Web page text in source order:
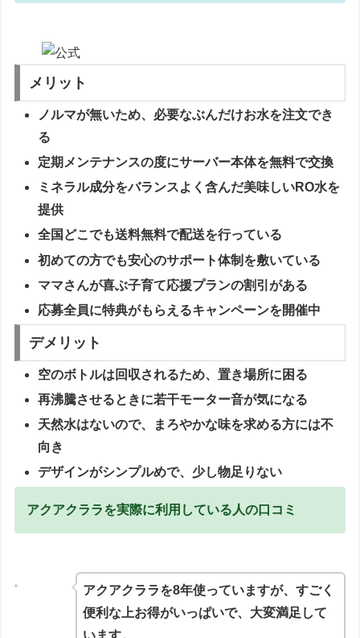
メリット
ノルマが無いため、必要なぶんだけお水を注文でき
る
定期メンテナンスの度にサーバー本体を無料で交換
ミネラル成分をバランスよく含んだ美味しいRO水を
提供
全国どこでも送料無料で配送を行っている
初めての方でも安心のサポート体制を敷いている
ママさんが喜ぶ子育て応援プランの割引がある
応募全員に特典がもらえるキャンペーンを開催中
デメリット
空のボトルは回収されるため、置き場所に困る
再沸騰させるときに若干モーター音が気になる
天然水はないので、まろやかな味を求める方には不
向き
デザインがシンプルめで、少し物足りない
アクアクララを実際に利用している人の口コミ
アクアクララを8年使っていますが、すごく
便利な上お得がいっぱいで、大変満足して
います。